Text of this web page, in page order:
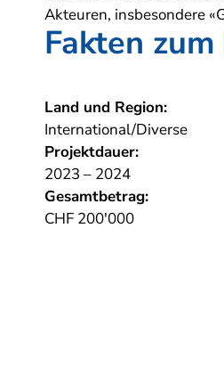
Akteuren, insbesondere
Fakten
Land und Region:
International/Diverse
Projektdauer:
2023 – 2024
Gesamtbetrag:
CHF 200'000